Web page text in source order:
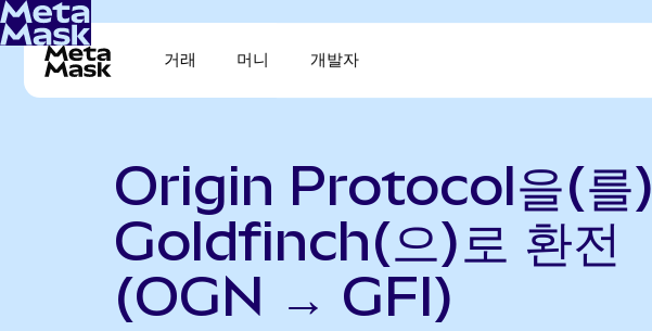
거래 머니 개발자
Origin Protocol을(를)
Goldfinch(으)로 환전
(OGN → GFI)